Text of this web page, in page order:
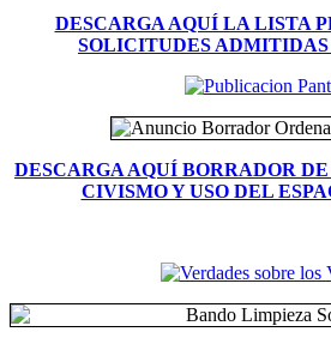
DESCARGA AQUÍ LA LISTA
SOLICITUDES
DESCARGA AQUÍ BORRADOR
CIVISMO Y USO DEL